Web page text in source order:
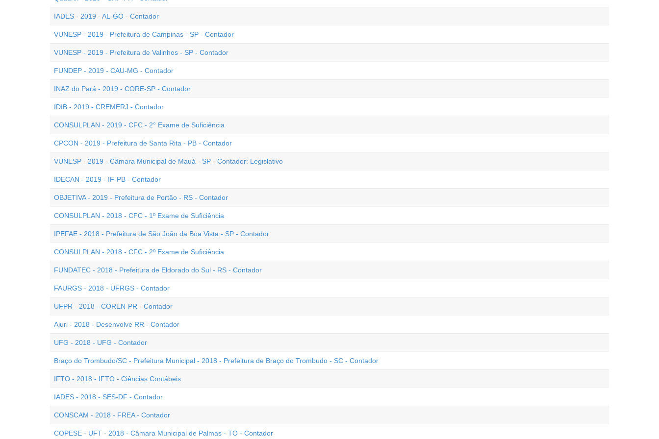
IADES - 2019 - AL-GO - Contador
VUNESP - 2019 - Prefeitura de Campinas - SP - Contador
VUNESP - 2019 - Prefeitura de Valinhos - SP - Contador
FUNDEP - 2019 - CAU-MG - Contador
INAZ do Pará - 2019 - CORE-SP - Contador
IDIB - 2019 - CREMERJ - Contador
CONSULPLAN - 2019 - CFC - 2° Exame de Suficiência
CPCON - 2019 - Prefeitura de Santa Rita - PB - Contador
VUNESP - 2019 - Câmara Municipal de Mauá - SP - Contador: Legislativo
IDECAN - 2019 - IF-PB - Contador
OBJETIVA - 2019 - Prefeitura de Portão - RS - Contador
CONSULPLAN - 2018 - CFC - 1º Exame de Suficiência
IPEFAE - 2018 - Prefeitura de São João da Boa Vista - SP - Contador
CONSULPLAN - 2018 - CFC - 2º Exame de Suficiência
FUNDATEC - 2018 - Prefeitura de Eldorado do Sul - RS - Contador
FAURGS - 2018 - UFRGS - Contador
UFPR - 2018 - COREN-PR - Contador
Ajuri - 2018 - Desenvolve RR - Contador
UFG - 2018 - UFG - Contador
Braço do Trombudo/SC - Prefeitura Municipal - 2018 - Prefeitura de Braço do Trombudo - SC - Contador
IFTO - 2018 - IFTO - Ciências Contábeis
IADES - 2018 - SES-DF - Contador
CONSCAM - 2018 - FREA - Contador
COPESE - UFT - 2018 - Câmara Municipal de Palmas - TO - Contador